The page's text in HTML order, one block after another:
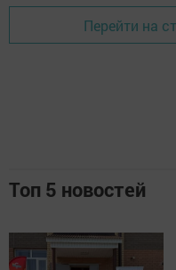
Перейти на
Топ 5 новостей